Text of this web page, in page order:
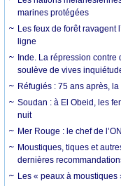
marines protégées
Les feux de forêt ravagent
ligne
Inde. La répression contre
soulève de vives
Réfugiés : 75 ans après,
Soudan : à El Obeid, les
nuit
Mer Rouge : le chef de
Moustiques, tiques et
dernières
Les « peaux à moustiques